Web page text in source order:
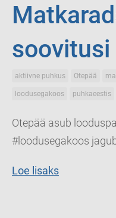
soovitusi
aktiivne puhkus Otepää
loodusegakoos puhkaeestis
Otepää asub
#loodusegakoos
Loe lisaks